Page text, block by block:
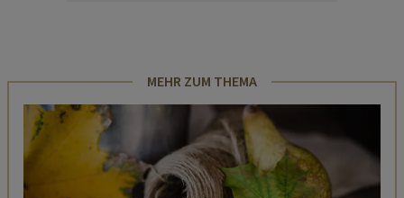
MEHR ZUM THEMA